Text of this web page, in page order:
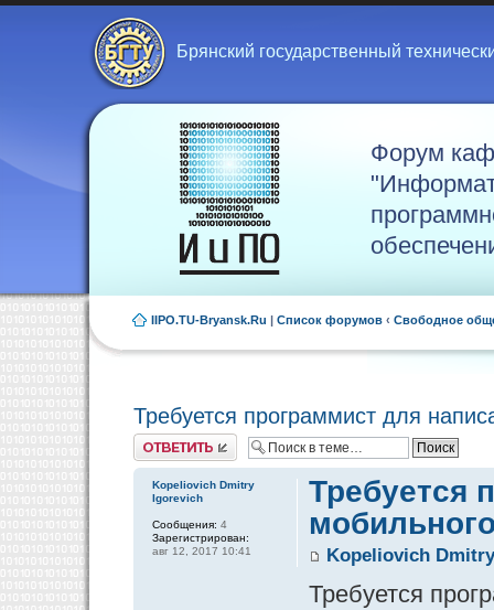
Брянский государственный
Форум
IIPO.TU-Bryansk.Ru | Список форумов ‹ Свободное
Требуется программист для
Ответить
Требуется
Kopeliovich
Требуется
Kopeliovich Dmitry
Igorevich
Сообщения: 4
Зарегистрирован:
авг 12, 2017 10:41